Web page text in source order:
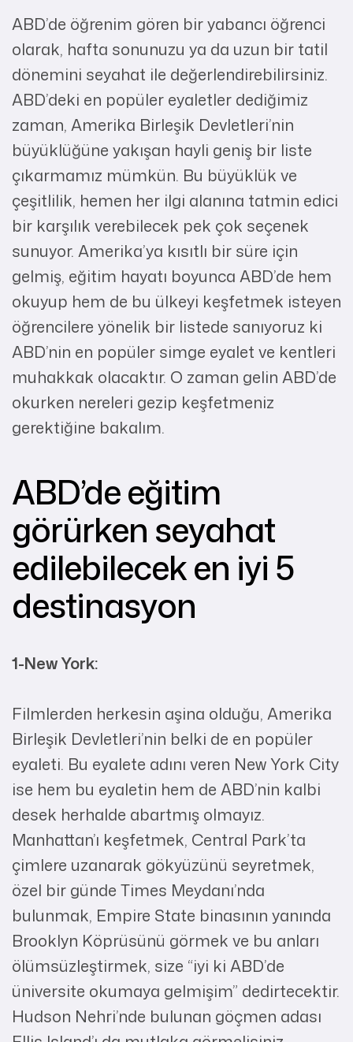
ABD’de öğrenim gören bir yabancı öğrenci
olarak, hafta sonunuzu ya da uzun bir tatil
dönemini seyahat ile değerlendirebilirsiniz.
ABD’deki en popüler eyaletler dediğimiz
zaman, Amerika Birleşik Devletleri’nin
büyüklüğüne yakışan hayli geniş bir liste
çıkarmamız mümkün. Bu büyüklük ve
çeşitlilik, hemen her ilgi alanına tatmin edici
bir karşılık verebilecek pek çok seçenek
sunuyor. Amerika’ya kısıtlı bir süre için
gelmiş, eğitim hayatı boyunca ABD’de hem
okuyup hem de bu ülkeyi keşfetmek isteyen
öğrencilere yönelik bir listede sanıyoruz ki
ABD’nin en popüler simge eyalet ve kentleri
muhakkak olacaktır. O zaman gelin ABD’de
okurken nereleri gezip keşfetmeniz
gerektiğine bakalım.
ABD’de eğitim
görürken seyahat
edilebilecek en iyi 5
destinasyon
1-New York:
Filmlerden herkesin aşina olduğu, Amerika
Birleşik Devletleri’nin belki de en popüler
eyaleti. Bu eyalete adını veren New York City
ise hem bu eyaletin hem de ABD’nin kalbi
desek herhalde abartmış olmayız.
Manhattan’ı keşfetmek, Central Park’ta
çimlere uzanarak gökyüzünü seyretmek,
özel bir günde Times Meydanı’nda
bulunmak, Empire State binasının yanında
Brooklyn Köprüsünü görmek ve bu anları
ölümsüzleştirmek, size “iyi ki ABD’de
üniversite okumaya gelmişim” dedirtecektir.
Hudson Nehri’nde bulunan göçmen adası